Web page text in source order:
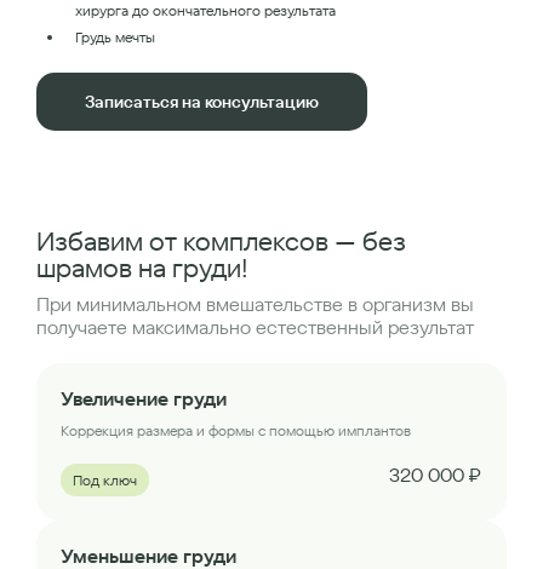
хирурга до окончательного результата
Грудь мечты
Записаться на консультацию
Избавим от комплексов — без
шрамов на груди!
При минимальном вмешательстве в организм вы
получаете максимально естественный результат
Увеличение груди
Коррекция размера и формы с помощью имплантов
Под ключ 320 000 ₽
Уменьшение груди